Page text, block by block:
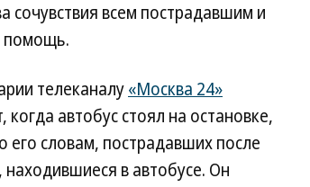
сочувствия всем пострадавшим и
помощь.
телеканалу«Москва 24»
автобус стоял на остановке,
его словам, пострадавших после
в автобусе. Он